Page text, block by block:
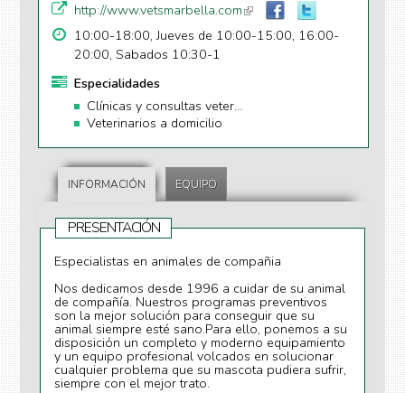
http://www.vetsmarbella.com(li
n
)
10:00-18:00, Jueves de 10:00-15:00, 16:00-
20:00, Sabados 10:30-1
Especialidades
Clínicas y consultas veterinarias
Veterinarios a domicilio
INFORMACIÓN EQUIPO
PRESENTACIÓN
Especialistas en animales de compañia
Nos dedicamos desde 1996 a cuidar de su animal
de compañía. Nuestros programas preventivos
son la mejor solución para conseguir que su
animal siempre esté sano.Para ello, ponemos a su
disposición un completo y moderno equipamiento
y un equipo profesional volcados en solucionar
cualquier problema que su mascota pudiera sufrir,
siempre con el mejor trato.